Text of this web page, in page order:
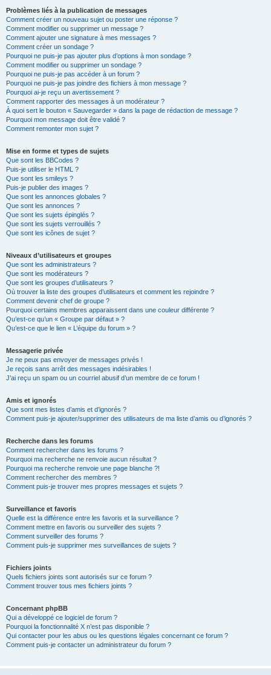
Problèmes liés à la publication de messages
Comment créer un nouveau sujet ou poster une réponse ?
Comment modifier ou supprimer un message ?
Comment ajouter une signature à mes messages ?
Comment créer un sondage ?
Pourquoi ne puis-je pas ajouter plus d’options à mon sondage ?
Comment modifier ou supprimer un sondage ?
Pourquoi ne puis-je pas accéder à un forum ?
Pourquoi ne puis-je pas joindre des fichiers à mon message ?
Pourquoi ai-je reçu un avertissement ?
Comment rapporter des messages à un modérateur ?
À quoi sert le bouton « Sauvegarder » dans la page de rédaction de message ?
Pourquoi mon message doit être validé ?
Comment remonter mon sujet ?
Mise en forme et types de sujets
Que sont les BBCodes ?
Puis-je utiliser le HTML ?
Que sont les smileys ?
Puis-je publier des images ?
Que sont les annonces globales ?
Que sont les annonces ?
Que sont les sujets épinglés ?
Que sont les sujets verrouillés ?
Que sont les icônes de sujet ?
Niveaux d’utilisateurs et groupes
Que sont les administrateurs ?
Que sont les modérateurs ?
Que sont les groupes d’utilisateurs ?
Où trouver la liste des groupes d’utilisateurs et comment les rejoindre ?
Comment devenir chef de groupe ?
Pourquoi certains membres apparaissent dans une couleur différente ?
Qu’est-ce qu’un « Groupe par défaut » ?
Qu’est-ce que le lien « L’équipe du forum » ?
Messagerie privée
Je ne peux pas envoyer de messages privés !
Je reçois sans arrêt des messages indésirables !
J’ai reçu un spam ou un courriel abusif d’un membre de ce forum !
Amis et ignorés
Que sont mes listes d’amis et d’ignorés ?
Comment puis-je ajouter/supprimer des utilisateurs de ma liste d’amis ou d’ignorés ?
Recherche dans les forums
Comment rechercher dans les forums ?
Pourquoi ma recherche ne renvoie aucun résultat ?
Pourquoi ma recherche renvoie une page blanche ?!
Comment rechercher des membres ?
Comment puis-je trouver mes propres messages et sujets ?
Surveillance et favoris
Quelle est la différence entre les favoris et la surveillance ?
Comment mettre en favoris ou surveiller des sujets ?
Comment surveiller des forums ?
Comment puis-je supprimer mes surveillances de sujets ?
Fichiers joints
Quels fichiers joints sont autorisés sur ce forum ?
Comment trouver tous mes fichiers joints ?
Concernant phpBB
Qui a développé ce logiciel de forum ?
Pourquoi la fonctionnalité X n’est pas disponible ?
Qui contacter pour les abus ou les questions légales concernant ce forum ?
Comment puis-je contacter un administrateur du forum ?